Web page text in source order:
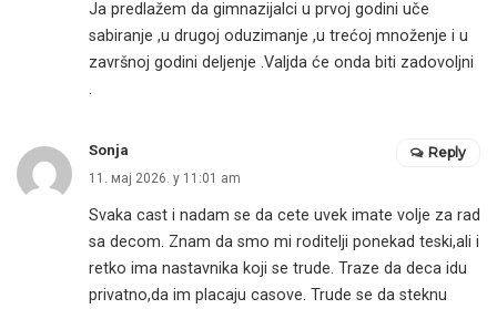
Ja predlažem da gimnazijalci u prvoj godini uče
sabiranje ,u drugoj oduzimanje ,u trećoj množenje i u
završnoj godini deljenje .Valjda će onda biti zadovoljni
.
Sonja
11. мај 2026. у 11:01 am
Svaka cast i nadam se da cete uvek imate volje za rad
sa decom. Znam da smo mi roditelji ponekad teski,ali i
retko ima nastavnika koji se trude. Traze da deca idu
privatno,da im placaju casove. Trude se da steknu
Reply